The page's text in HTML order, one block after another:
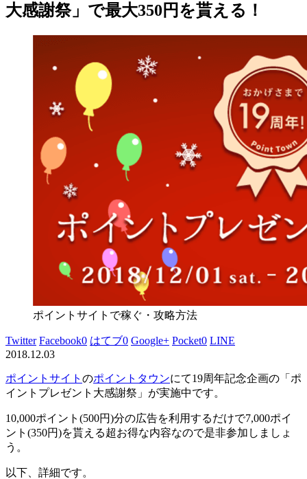
大感謝祭」で最大350円を貰える！
ポイントサイトで稼ぐ・攻略方法
Twitter Facebook0 はてブ0 Google+ Pocket0 LINE
2018.12.03
ポイントサイト のポイントタウンにて19周年記念企画の「ポ
イントプレゼント大感謝祭」が実施中です。
10,000ポイント(500円)分の広告を利用するだけで7,000ポイ
ント(350円)を貰える超お得な内容なので是非参加しましょ
う。
以下、詳細です。